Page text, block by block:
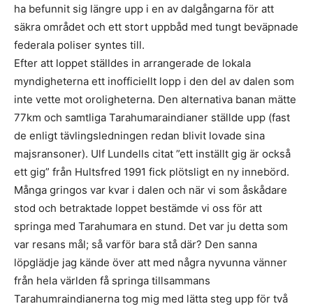
ha befunnit sig längre upp i en av dalgångarna för att
säkra området och ett stort uppbåd med tungt beväpnade
federala poliser syntes till.
Efter att loppet ställdes in arrangerade de lokala
myndigheterna ett inofficiellt lopp i den del av dalen som
inte vette mot oroligheterna. Den alternativa banan mätte
77km och samtliga Tarahumaraindianer ställde upp (fast
de enligt tävlingsledningen redan blivit lovade sina
majsransoner). Ulf Lundells citat ”ett inställt gig är också
ett gig” från Hultsfred 1991 fick plötsligt en ny innebörd.
Många gringos var kvar i dalen och när vi som åskådare
stod och betraktade loppet bestämde vi oss för att
springa med Tarahumara en stund. Det var ju detta som
var resans mål; så varför bara stå där? Den sanna
löpglädje jag kände över att med några nyvunna vänner
från hela världen få springa tillsammans
Tarahumraindianerna tog mig med lätta steg upp för två